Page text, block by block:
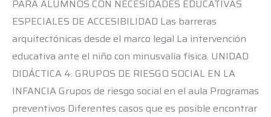
PARA ALUMNOS CON NECESIDADES EDUCATIVAS
ESPECIALES DE ACCESIBILIDAD Las barreras
arquitectónicas desde el marco legal La intervención
educativa ante el niño con minusvalía física. UNIDAD
DIDÁCTICA 4. GRUPOS DE RIESGO SOCIAL EN LA
INFANCIA Grupos de riesgo social en el aula Programas
preventivos Diferentes casos que es posible encontrar